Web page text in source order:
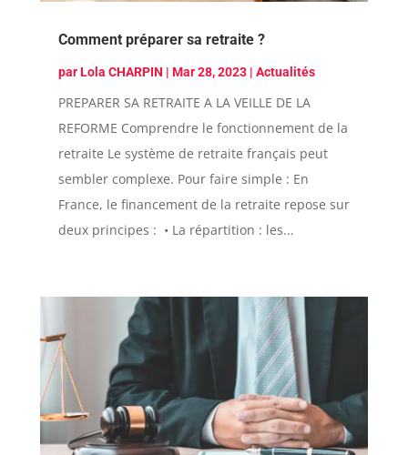
Comment préparer sa retraite ?
parLola CHARPIN | Mar 28, 2023| Actualités
PREPARER SA RETRAITE A LA VEILLE DE LA
REFORME Comprendre le fonctionnement de la
retraite Le système de retraite français peut
sembler complexe. Pour faire simple : En
France, le financement de la retraite repose sur
deux principes : • La répartition : les...